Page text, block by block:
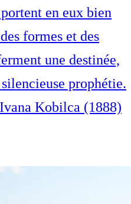
en eux bien
formes et des
une destinée,
prophétie.
Kobilca (1888)